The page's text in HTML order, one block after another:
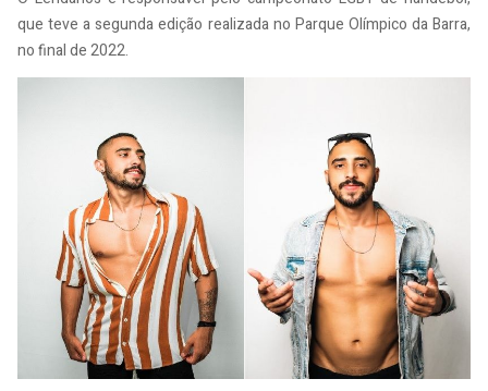
que teve a segunda edição realizada no Parque Olímpico da Barra,
no final de 2022.